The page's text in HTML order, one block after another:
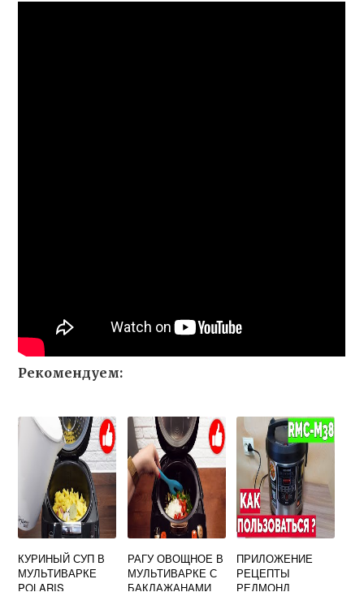
Рекомендуем:
КУРИНЫЙ СУП В
МУЛЬТИВАРКЕ
POLARIS
РАГУ ОВОЩНОЕ В
МУЛЬТИВАРКЕ С
БАКЛАЖАНАМИ
ПРИЛОЖЕНИЕ
РЕЦЕПТЫ
РЕДМОНД